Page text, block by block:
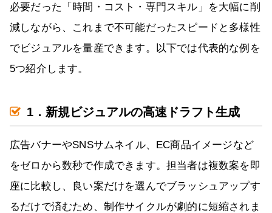
必要だった「時間・コスト・専門スキル」を大幅に削
減しながら、これまで不可能だったスピードと多様性
でビジュアルを量産できます。以下では代表的な例を
5つ紹介します。
1．新規ビジュアルの高速ドラフト生成
広告バナーやSNSサムネイル、EC商品イメージなど
をゼロから数秒で作成できます。担当者は複数案を即
座に比較し、良い案だけを選んでブラッシュアップす
るだけで済むため、制作サイクルが劇的に短縮されま